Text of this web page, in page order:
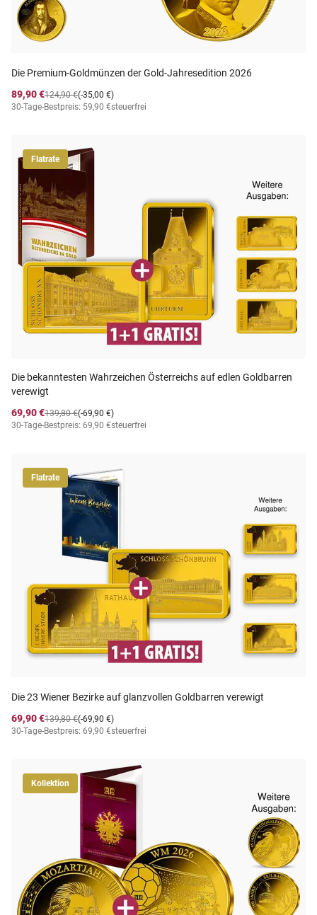
Die Premium-Goldmünzen der Gold-Jahresedition 2026
89,90 €
(-35,00 €)
124,90 €
30-Tage-Bestpreis: 59,90 €steuerfrei
Flatrate
Die bekanntesten Wahrzeichen Österreichs auf edlen Goldbarren
verewigt
69,90 €
(-69,90 €)
139,80 €
30-Tage-Bestpreis: 69,90 €steuerfrei
Flatrate
Die 23 Wiener Bezirke auf glanzvollen Goldbarren verewigt
69,90 €
(-69,90 €)
139,80 €
30-Tage-Bestpreis: 69,90 €steuerfrei
Kollektion